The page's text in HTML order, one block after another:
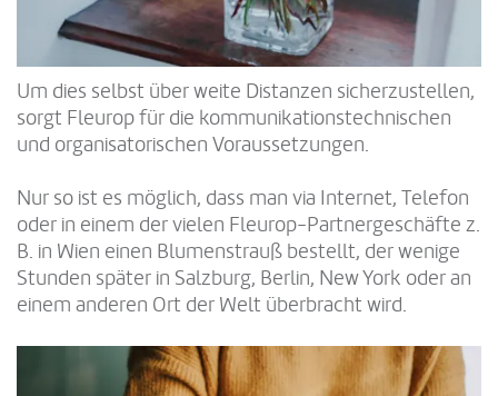
Um dies selbst über weite Distanzen sicherzustellen,
sorgt Fleurop für die kommunikationstechnischen
und organisatorischen Voraussetzungen.
Nur so ist es möglich, dass man via Internet, Telefon
oder in einem der vielen Fleurop-Partnergeschäfte z.
B. in Wien einen Blumenstrauß bestellt, der wenige
Stunden später in Salzburg, Berlin, New York oder an
einem anderen Ort der Welt überbracht wird.